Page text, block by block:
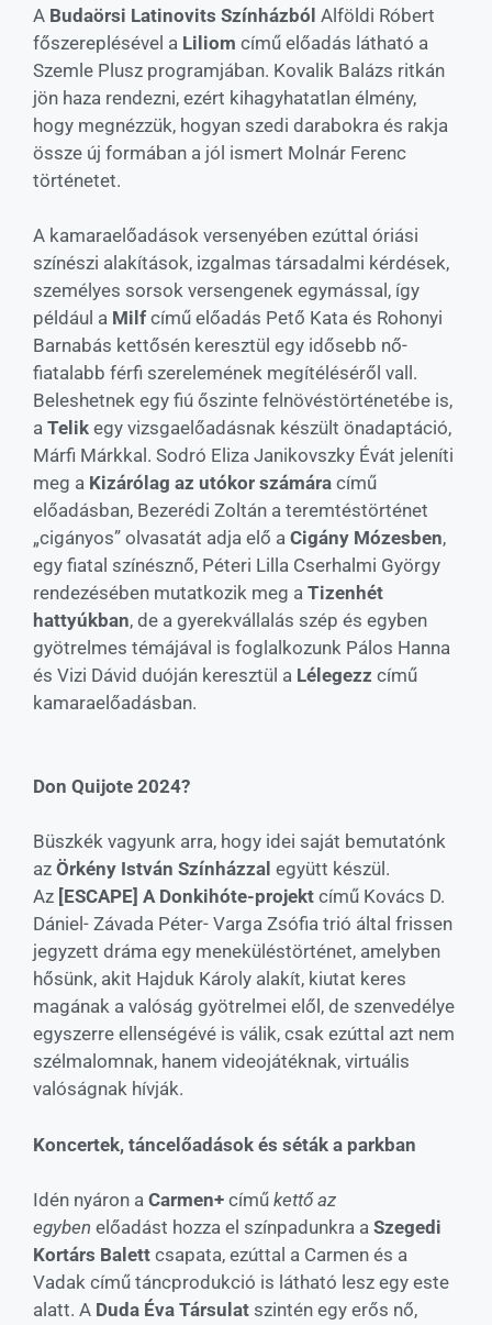
A Budaörsi Latinovits Színházból Alföldi Róbert
főszereplésével a Liliom című előadás látható a
Szemle Plusz programjában. Kovalik Balázs ritkán
jön haza rendezni, ezért kihagyhatatlan élmény,
hogy megnézzük, hogyan szedi darabokra és rakja
össze új formában a jól ismert Molnár Ferenc
történetet.
A kamaraelőadások versenyében ezúttal óriási
színészi alakítások, izgalmas társadalmi kérdések,
személyes sorsok versengenek egymással, így
például a Milf című előadás Pető Kata és Rohonyi
Barnabás kettősén keresztül egy idősebb nő-
fiatalabb férfi szerelemének megítéléséről vall.
Beleshetnek egy fiú őszinte felnövéstörténetébe is,
a Telik egy vizsgaelőadásnak készült önadaptáció,
Márfi Márkkal. Sodró Eliza Janikovszky Évát jeleníti
meg a Kizárólag az utókor számára című
előadásban, Bezerédi Zoltán a teremtéstörténet
„cigányos” olvasatát adja elő a Cigány Mózesben,
egy fiatal színésznő, Péteri Lilla Cserhalmi György
rendezésében mutatkozik meg a Tizenhét
hattyúkban, de a gyerekvállalás szép és egyben
gyötrelmes témájával is foglalkozunk Pálos Hanna
és Vizi Dávid duóján keresztül a Lélegezz című
kamaraelőadásban.
Don Quijote 2024?
Büszkék vagyunk arra, hogy idei saját bemutatónk
az Örkény István Színházzal együtt készül.
Az [ESCAPE] A Donkihóte-projekt című Kovács D.
Dániel- Závada Péter- Varga Zsófia trió által frissen
jegyzett dráma egy meneküléstörténet, amelyben
hősünk, akit Hajduk Károly alakít, kiutat keres
magának a valóság gyötrelmei elől, de szenvedélye
egyszerre ellenségévé is válik, csak ezúttal azt nem
szélmalomnak, hanem videojátéknak, virtuális
valóságnak hívják.
Koncertek, táncelőadások és séták a parkban
Idén nyáron a Carmen+ című kettő az
egyben előadást hozza el színpadunkra a Szegedi
Kortárs Balett csapata, ezúttal a Carmen és a
Vadak című táncprodukció is látható lesz egy este
alatt. A Duda Éva Társulat szintén egy erős nő,